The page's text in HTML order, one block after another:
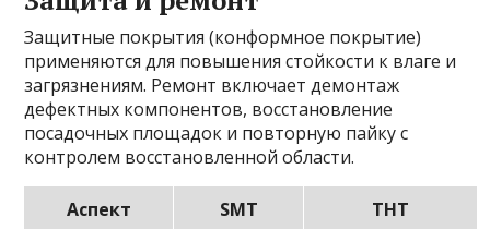
Защитные покрытия (конформное покрытие)
применяются для повышения стойкости к влаге и
загрязнениям. Ремонт включает демонтаж
дефектных компонентов, восстановление
посадочных площадок и повторную пайку с
контролем восстановленной области.
Аспект SMT
THT